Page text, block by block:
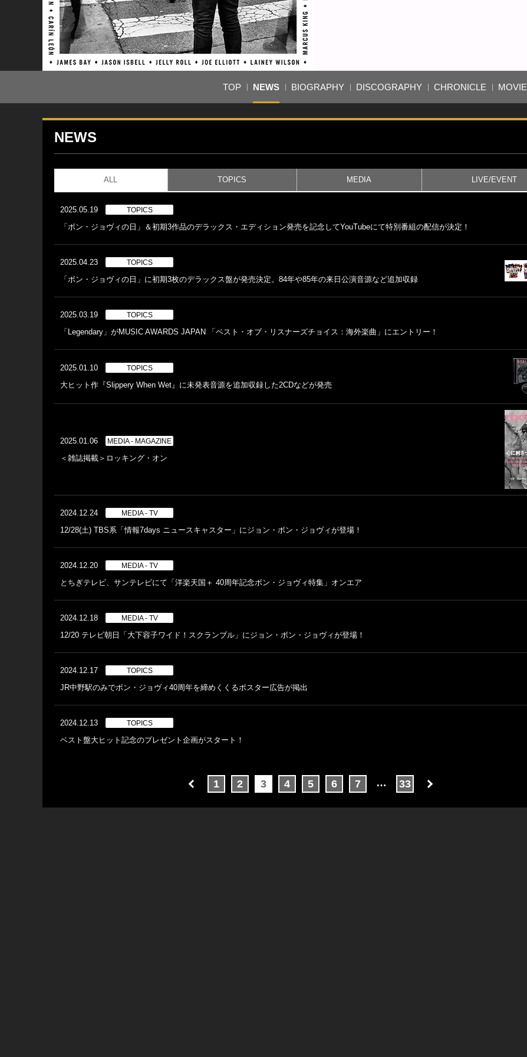
TOP NEWS BIOGRAPHY DISCOGRAPHY CHRONICLE MOVIE
NEWS
ALL TOPICS MEDIA LIVE/EVENT
2025.05.19 TOPICS
「ボン・ジョヴィの日」＆初期3作品のデラックス・エディション発売を記念してYouTubeにて特別番組の配信が決定！
2025.04.23 TOPICS
「ボン・ジョヴィの日」に初期3枚のデラックス盤が発売決定。84年や85年の来日公演音源など追加収録
2025.03.19 TOPICS
「Legendary」がMUSIC AWARDS JAPAN 「ベスト・オブ・リスナーズチョイス：海外楽曲」にエントリー！
2025.01.10 TOPICS
大ヒット作『Slippery When Wet』に未発表音源を追加収録した2CDなどが発売
2025.01.06 MEDIA - MAGAZINE
＜雑誌掲載＞ロッキング・オン
2024.12.24 MEDIA - TV
12/28(土) TBS系「情報7days ニュースキャスター」にジョン・ボン・ジョヴィが登場！
2024.12.20 MEDIA - TV
とちぎテレビ、サンテレビにて「洋楽天国＋ 40周年記念ボン・ジョヴィ特集」オンエア
2024.12.18 MEDIA - TV
12/20 テレビ朝日「大下容子ワイド！スクランブル」にジョン・ボン・ジョヴィが登場！
2024.12.17 TOPICS
JR中野駅のみでボン・ジョヴィ40周年を締めくくるポスター広告が掲出
2024.12.13 TOPICS
ベスト盤大ヒット記念のプレゼント企画がスタート！
1 2 3 4 5 6 7 … 33